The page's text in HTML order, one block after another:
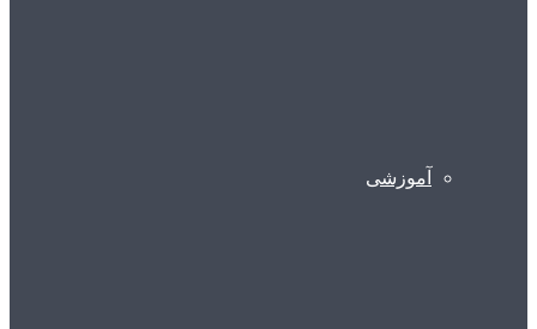
آموزشی